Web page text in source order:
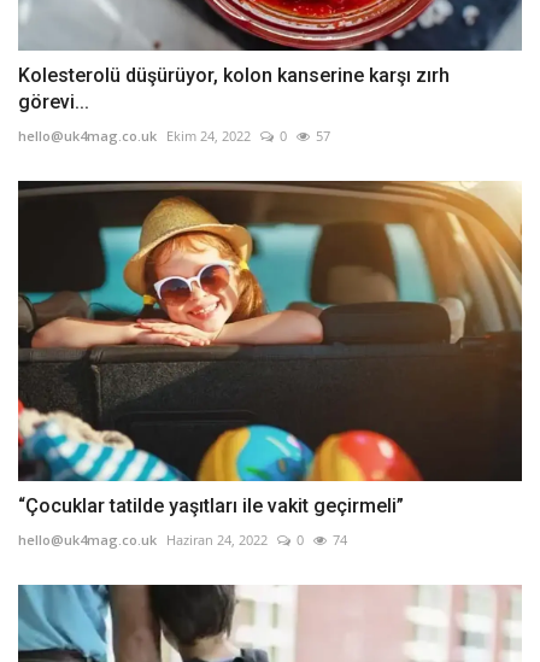
Kolesterolü düşürüyor, kolon kanserine karşı zırh
görevi...
hello@uk4mag.co.uk Ekim 24, 2022 0 57
“Çocuklar tatilde yaşıtları ile vakit geçirmeli”
hello@uk4mag.co.uk Haziran 24, 2022 0 74